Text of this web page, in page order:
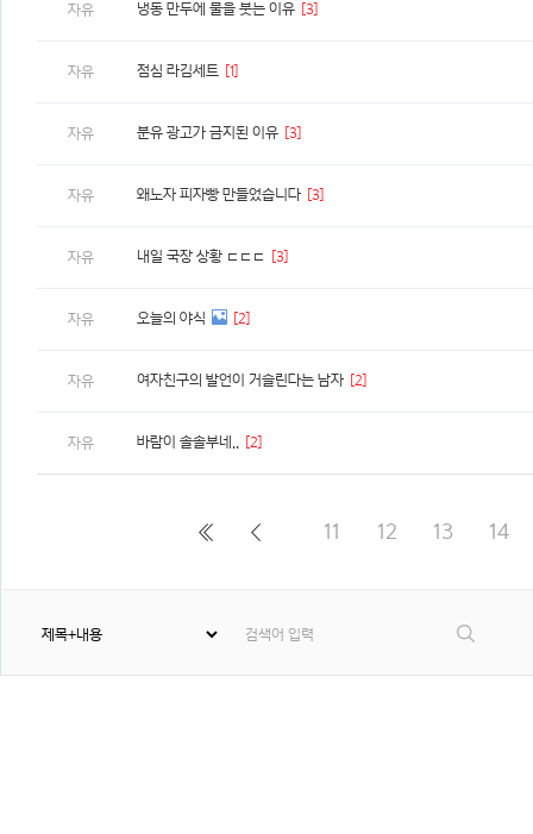
자유 냉동 만두에 물을 붓는 이유 [3]
자유 점심 라김세트 [1]
자유 분유 광고가 금지된 이유 [3]
자유 왜노자 피자빵 만들었습니다 [3]
자유 내일 국장 상황 ㄷㄷㄷ [3]
자유 오늘의 야식 [2]
자유 여자친구의 발언이 거슬린다는 남자 [2]
자유 바람이 솔솔부네.. [2]
11 12 13 14